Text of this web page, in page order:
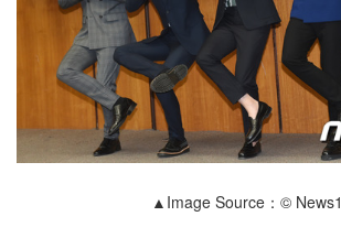
▲Image Source：© News1